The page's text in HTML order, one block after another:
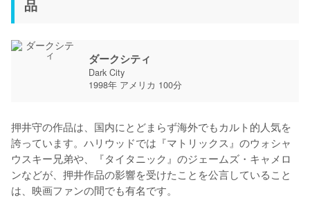
品
ダークシティ
Dark City
1998年 アメリカ 100分
押井守の作品は、国内にとどまらず海外でもカルト的人気を
誇っています。ハリウッドでは『マトリックス』のウォシャ
ウスキー兄弟や、『タイタニック』のジェームズ・キャメロ
ンなどが、押井作品の影響を受けたことを公言していること
は、映画ファンの間でも有名です。